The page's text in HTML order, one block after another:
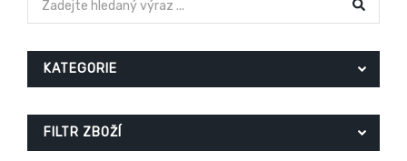
KATEGORIE
FILTR ZBOŽÍ